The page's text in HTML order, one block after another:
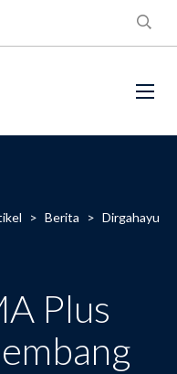
> Berita > Dirgahayu
Plus